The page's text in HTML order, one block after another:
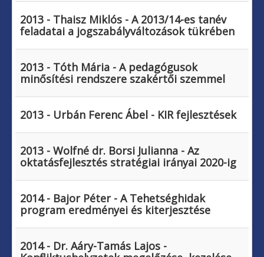
2013 - Thaisz Miklós - A 2013/14-es tanév
feladatai a jogszabályváltozások tükrében
2013 - Tóth Mária - A pedagógusok
minősítési rendszere szakértői szemmel
2013 - Urbán Ferenc Ábel - KIR fejlesztések
2013 - Wolfné dr. Borsi Julianna - Az
oktatásfejlesztés stratégiai irányai 2020-ig
2014 - Bajor Péter - A Tehetséghidak
program eredményei és kiterjesztése
2014 - Dr. Aáry-Tamás Lajos -